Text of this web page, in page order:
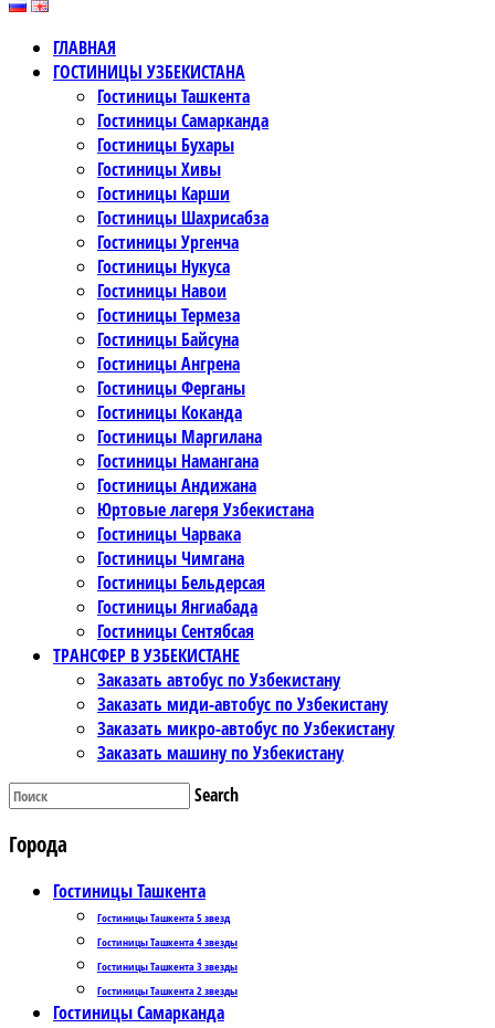
ГЛАВНАЯ
ГОСТИНИЦЫ УЗБЕКИСТАНА
Гостиницы Ташкента
Гостиницы Самарканда
Гостиницы Бухары
Гостиницы Хивы
Гостиницы Карши
Гостиницы Шахрисабза
Гостиницы Ургенча
Гостиницы Нукуса
Гостиницы Навои
Гостиницы Термеза
Гостиницы Байсуна
Гостиницы Ангрена
Гостиницы Ферганы
Гостиницы Коканда
Гостиницы Маргилана
Гостиницы Намангана
Гостиницы Андижана
Юртовые лагеря Узбекистана
Гостиницы Чарвака
Гостиницы Чимгана
Гостиницы Бельдерсая
Гостиницы Янгиабада
Гостиницы Сентябсая
ТРАНСФЕР В УЗБЕКИСТАНЕ
Заказать автобус по Узбекистану
Заказать миди-автобус по Узбекистану
Заказать микро-автобус по Узбекистану
Заказать машину по Узбекистану
Search
Города
Гостиницы Ташкента
Гостиницы Ташкента 5 звезд
Гостиницы Ташкента 4 звезды
Гостиницы Ташкента 3 звезды
Гостиницы Ташкента 2 звезды
Гостиницы Самарканда